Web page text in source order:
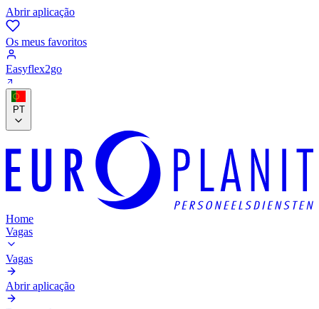
Abrir aplicação
Os meus favoritos
Easyflex2go
PT
Home
Vagas
Vagas
Abrir aplicação